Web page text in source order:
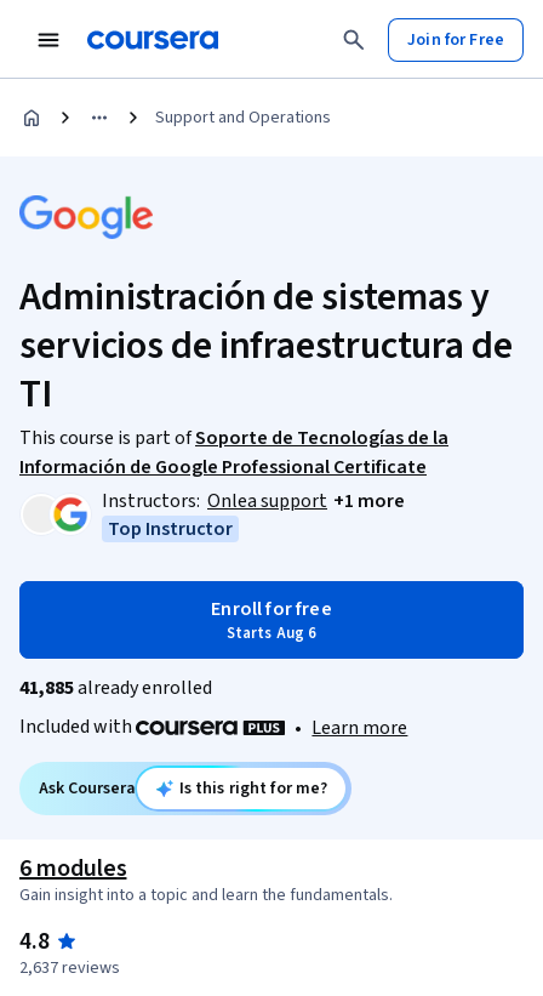
Join for Free
Support and Operations
Administración de sistemas y
servicios de infraestructura de
TI
This course is part ofSoporte de Tecnologías de la
Información de Google Professional Certificate
Instructors: Onlea support +1 more
Top Instructor
Enroll for free
Starts Aug 6
41,885already enrolled
Included with
• Learn more
Ask Coursera Is this right for me?
6 modules
Gain insight into a topic and learn the fundamentals.
4.8
2,637 reviews